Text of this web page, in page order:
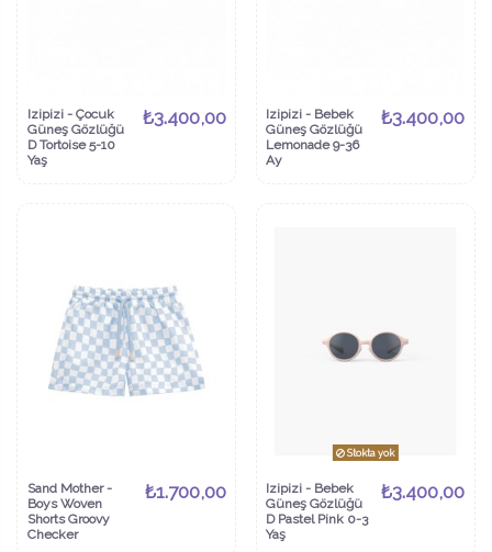
Izipizi - Çocuk
Güneş Gözlüğü
D Tortoise 5-10
Yaş
₺3.400,00
Izipizi - Bebek
Güneş Gözlüğü
Lemonade 9-36
Ay
₺3.400,00
Sand Mother -
Boys Woven
Shorts Groovy
Checker
₺1.700,00
Stokta yok
Izipizi - Bebek
Güneş Gözlüğü
D Pastel Pink 0-3
Yaş
₺3.400,00